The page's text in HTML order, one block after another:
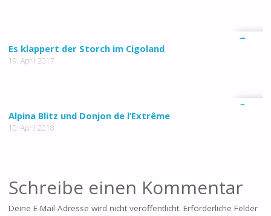
Es klappert der Storch im Cigoland
19. April 2017
Alpina Blitz und Donjon de l’Extrême
10. April 2018
Schreibe einen Kommentar
Deine E-Mail-Adresse wird nicht veröffentlicht. Erforderliche Felder